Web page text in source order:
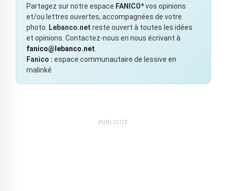
Partagez sur notre espace FANICO*vos opinions
et/ou lettres ouvertes, accompagnées de votre
photo.
Lebanco.net reste ouvert à toutes les idées
et opinions. Contactez-nous en nous écrivant à
fanico@lebanco.net
Fanico : espace communautaire de lessive en
malinké
PUBLICITÉ